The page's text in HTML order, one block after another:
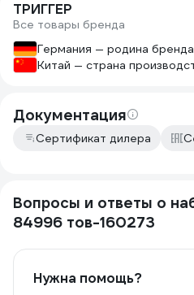
ТРИГГЕР
Все товары бренда
Германия — родина бренда
Китай — страна
Документация
Сертификат дилера
Вопросы и ответы о
84996 тов-160273
Нужна помощь?